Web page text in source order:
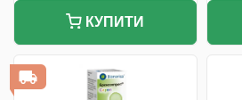
КУПИТИ